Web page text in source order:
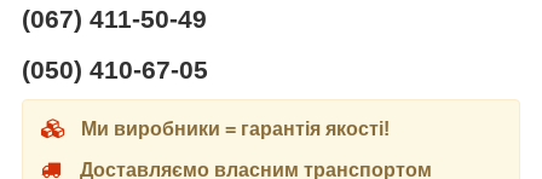
(067) 411-50-49
(050) 410-67-05
Ми виробники = гарантія якості!
Доставляємо власним транспортом